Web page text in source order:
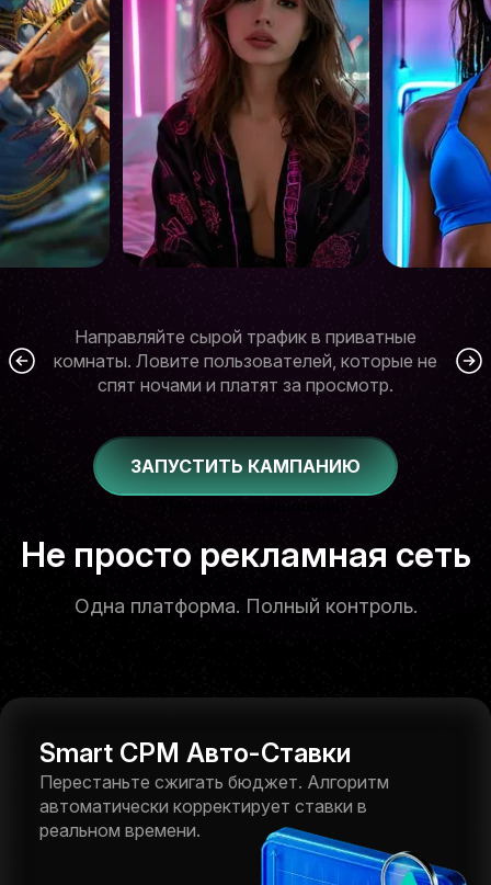
Направляйте сырой трафик в приватные
комнаты. Ловите пользователей, которые не
спят ночами и платят за просмотр.
ЗАПУСТИТЬ КАМПАНИЮ
Не просто рекламная сеть
Одна платформа. Полный контроль.
Smart CPM Авто-Ставки
Перестаньте сжигать бюджет. Алгоритм
автоматически корректирует ставки в
реальном времени.